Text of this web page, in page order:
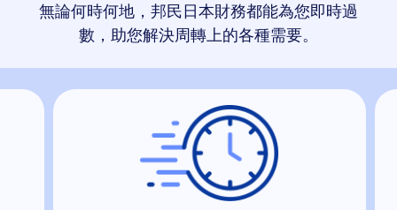
無論何時何地，邦民日本財務都能為您即時過
數，助您解決周轉上的各種需要。